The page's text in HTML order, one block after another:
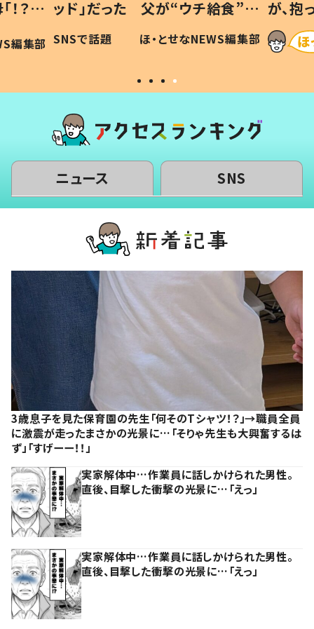
？」
編集部
ッド」だった 父が“ウチ給食”を
作り続ける理由とは #令和の親
#令和の子
SNSで話題 ほ・とせなNEWS編集部
が、
「涙が
い」
ニュース SNS
3歳息子を見た保育園の先生「何そのTシャツ！？」→職員全員
に激震が走ったまさかの光景に…「そりゃ先生も大興奮するは
ず」「すげーー！！」
実家解体中…作業員に話しかけられた男性。
直後、目撃した衝撃の光景に…「えっ」
実家解体中…作業員に話しかけられた男性。
直後、目撃した衝撃の光景に…「えっ」